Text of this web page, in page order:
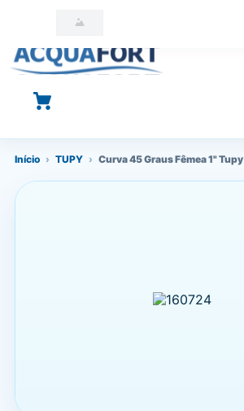
O que você está procurando?
Início › TUPY › Curva 45 Graus Fêmea 1" Tupy